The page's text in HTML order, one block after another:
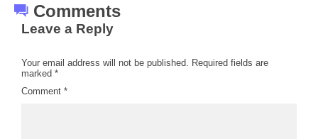
Comments
Leave a Reply
Your email address will not be published.
Required fields are
marked *
Comment *